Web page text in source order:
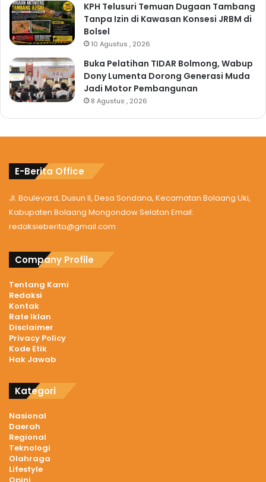
KPH Telusuri Temuan Dugaan Tambang
Tanpa Izin di Kawasan Konsesi JRBM di
Bolsel
10 Agustus , 2026
Buka Pelatihan TIDAR Bolmong, Wabup
Dony Lumenta Dorong Generasi Muda
Jadi Motor Pembangunan
8 Agustus , 2026
E-Berita Office
Jl. Boulevard, Dusun II, Desa Sondana, Kecamatan Bolaang Uki,
Kabupaten Bolaang Mongondow Selatan Email:
redaksieberita@gmail.com
Company Profile
Tentang Kami
Redaksi
Kontak
Rate Iklan
Disclaimer
Privacy Policy
Kode Etik
Hak Jawab
Kategori
Nasional
Daerah
Regional
Teknologi
Olahraga
Lifestyle